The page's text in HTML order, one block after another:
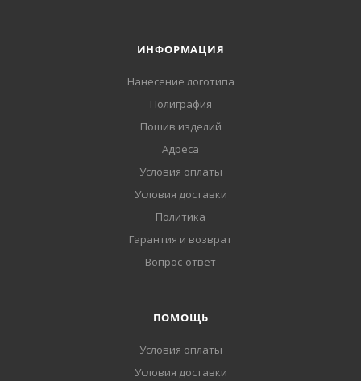
ИНФОРМАЦИЯ
Нанесение логотипа
Полиграфия
Пошив изделий
Адреса
Условия оплаты
Условия доставки
Политика
Гарантия и возврат
Вопрос-ответ
ПОМОЩЬ
Условия оплаты
Условия доставки